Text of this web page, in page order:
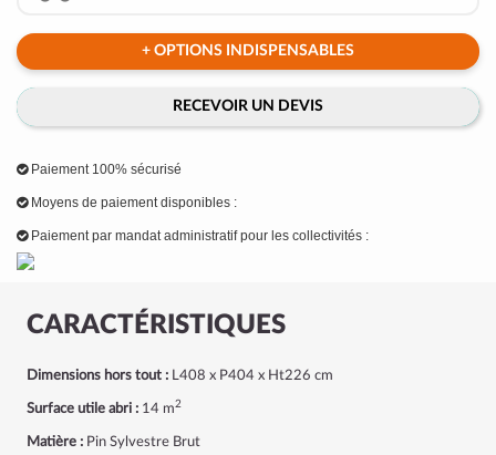
CARACTÉRISTIQUES
Dimensions hors tout : L408 x P404 x Ht226 cm
Surface utile abri : 14 m2
Matière : Pin Sylvestre Brut
+ OPTIONS INDISPENSABLES
RECEVOIR UN DEVIS
Paiement 100% sécurisé
Moyens de paiement disponibles :
Paiement par mandat administratif pour les collectivités :